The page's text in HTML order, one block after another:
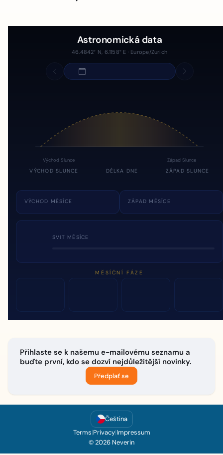
Astronomická data
46.4842° N, 6.1158° E · Europe/Zurich
Východ Slunce Západ Slunce
VÝCHOD SLUNCE DÉLKA DNE ZÁPAD SLUNCE
VÝCHOD MĚSÍCE ZÁPAD MĚSÍCE
SVIT MĚSÍCE
MĚSÍČNÍ FÁZE
Přihlaste se k našemu e-mailovému seznamu a
buďte první, kdo se dozví nejdůležitější novinky.
Předplať se
Čeština
Terms|Privacy|Impressum
© 2026 Neverin